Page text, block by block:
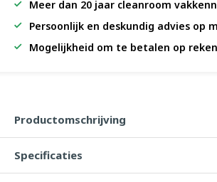
Meer dan 20 jaar cleanroom
Persoonlijk en deskundig advies op
Mogelijkheid om te betalen op
Productomschrijving
Specificaties